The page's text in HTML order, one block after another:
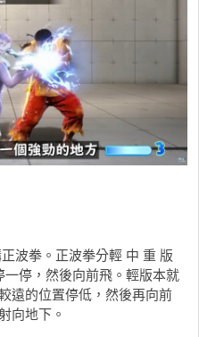
波拳。正波拳分輕 中 重 版
停，然後向前飛。輕版本就
遠的位置停低，然後再向前
向地下。